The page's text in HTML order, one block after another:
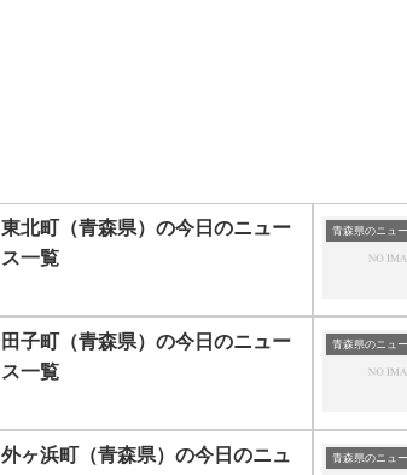
東北町（青森県）の今日のニュー
ス一覧
田子町（青森県）の今日のニュー
ス一覧
外ヶ浜町（青森県）の今日のニュ